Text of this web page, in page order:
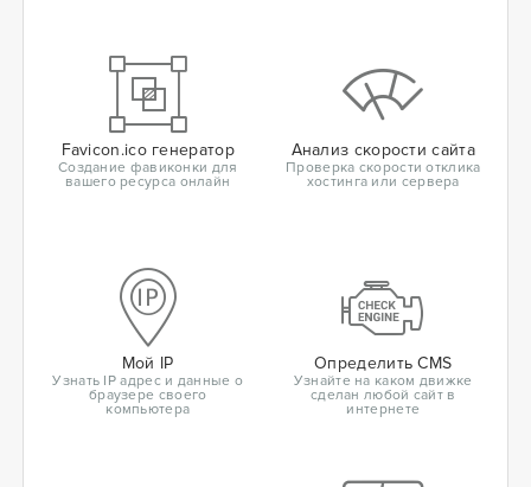
Favicon.ico генератор
Создание фавиконки для
вашего ресурса онлайн
Анализ скорости сайта
Проверка скорости отклика
хостинга или сервера
Мой IP
Узнать IP адрес и данные о
браузере своего
компьютера
Определить CMS
Узнайте на каком движке
сделан любой сайт в
интернете